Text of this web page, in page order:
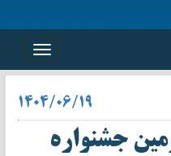
Toggle
۱۴۰۴/۰۶/۱۹
جشنواره